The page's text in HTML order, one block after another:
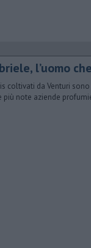
l’uomo
coltivati da Venturi
più note aziende